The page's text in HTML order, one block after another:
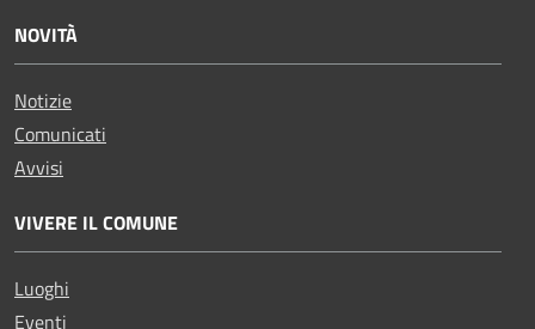
NOVITÀ
Notizie
Comunicati
Avvisi
VIVERE IL COMUNE
Luoghi
Eventi